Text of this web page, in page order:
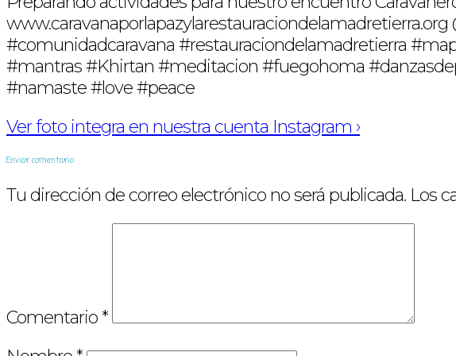
www.caravanaporlapazylarestauraciondelamadretierra.org
#comunidadcaravana #restauraciondelamadretierra
#mantras #Khirtan #meditacion #fuegohoma
#namaste #love #peace
Ver foto integra en nuestra cuenta Instagram ›
Enviar comentario
Tu dirección de correo electrónico no será publicada. Los
Comentario*